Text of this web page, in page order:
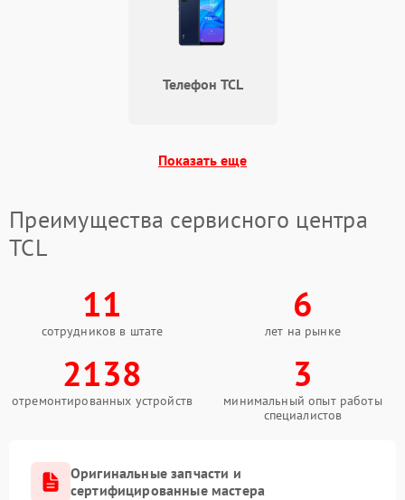
Телефон TCL
Показать еще
Преимущества сервисного центра
TCL
11
сотрудников в штате
6
лет на рынке
2138
отремонтированных устройств
3
минимальный опыт работы
специалистов
Оригинальные запчасти и
сертифицированные мастера